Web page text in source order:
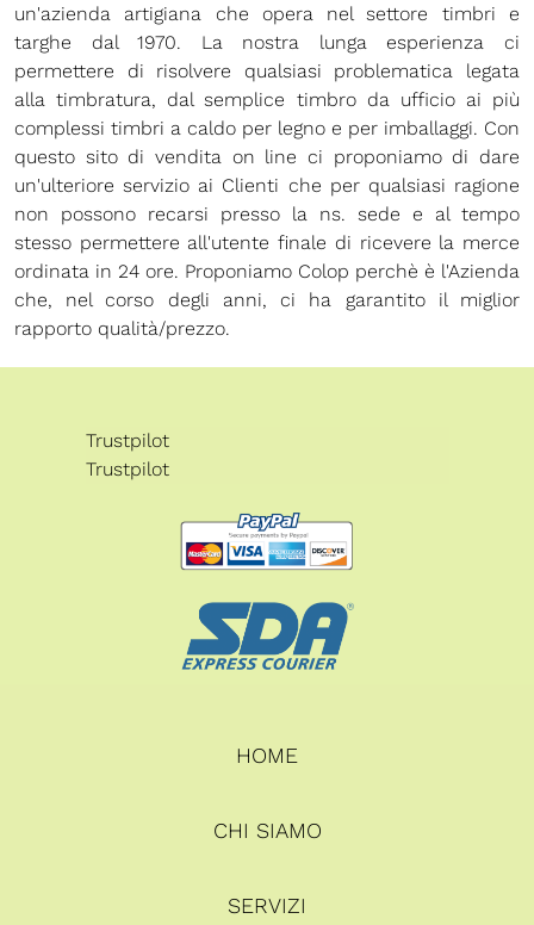
un'azienda artigiana che opera nel settore timbri e
targhe dal 1970. La nostra lunga esperienza ci
permettere di risolvere qualsiasi problematica legata
alla timbratura, dal semplice timbro da ufficio ai più
complessi timbri a caldo per legno e per imballaggi. Con
questo sito di vendita on line ci proponiamo di dare
un'ulteriore servizio ai Clienti che per qualsiasi ragione
non possono recarsi presso la ns. sede e al tempo
stesso permettere all'utente finale di ricevere la merce
ordinata in 24 ore. Proponiamo Colop perchè è l'Azienda
che, nel corso degli anni, ci ha garantito il miglior
rapporto qualità/prezzo.
Trustpilot
Trustpilot
HOME
CHI SIAMO
SERVIZI